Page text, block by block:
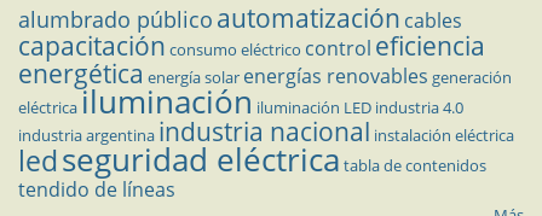
alumbrado público automatización cables
capacitación consumo eléctrico control eficiencia
energética energía solar energías renovables generación
eléctricailuminación iluminación LED industria 4.0
industria argentina industria nacional instalación eléctrica
ledseguridad eléctrica tabla de contenidos
tendido de líneas